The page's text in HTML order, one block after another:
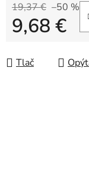
19,37 € –50 %
9,68 €
Tlač